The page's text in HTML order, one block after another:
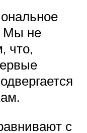
Мы не
что,
с